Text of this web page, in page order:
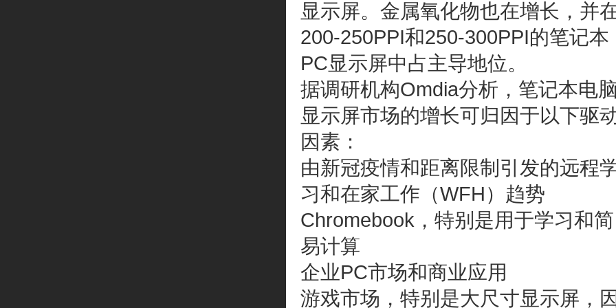
显示屏。金属氧化物也在增长，并
200-250PPI和250-300PPI的笔记本
PC显示屏中占主导地位。
据调研机构Omdia分析，笔记本电脑
显示屏市场的增长可归因于以下驱
因素：
由新冠疫情和距离限制引发的远程
习和在家工作（WFH）趋势
Chromebook，特别是用于学习和简
易计算
企业PC市场和商业应用
游戏市场，特别是大尺寸显示屏，因